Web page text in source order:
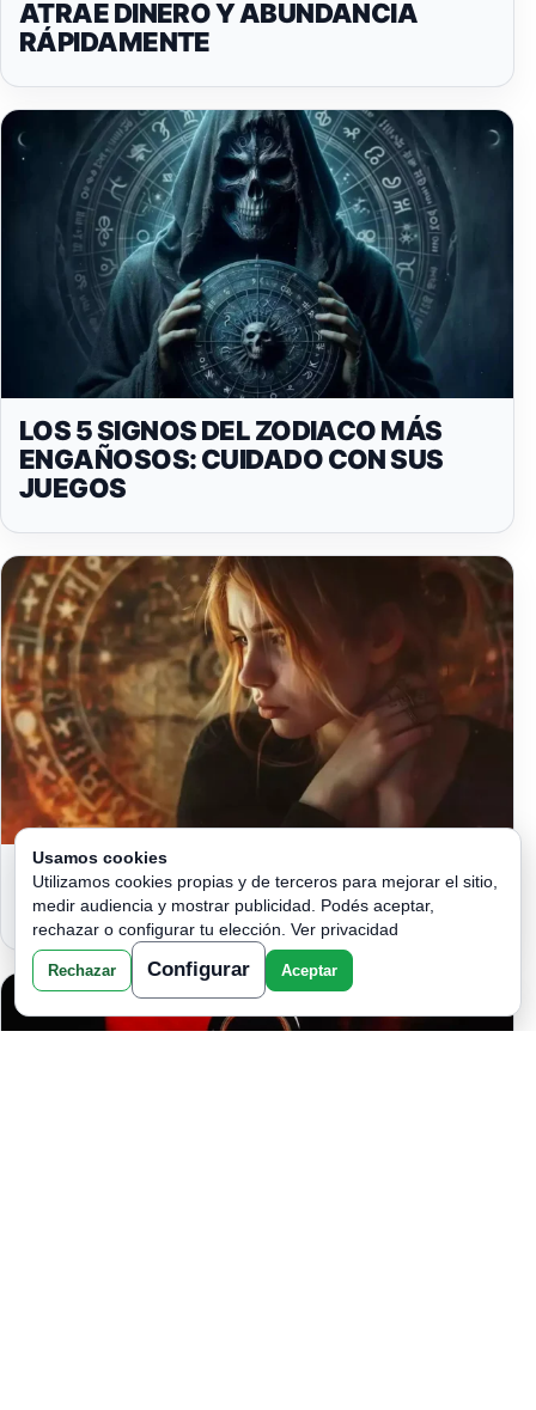
ATRAE DINERO Y ABUNDANCIA
RÁPIDAMENTE
LOS 5 SIGNOS DEL ZODIACO MÁS
ENGAÑOSOS: CUIDADO CON SUS
JUEGOS
CÓMO CADA SIGNO ZODIACAL
ENFRENTA LA TRAICIÓN
Usamos cookies
Utilizamos cookies propias y de terceros para mejorar el sitio,
medir audiencia y mostrar publicidad. Podés aceptar,
rechazar o configurar tu elección. Ver privacidad
Rechazar Configurar Aceptar